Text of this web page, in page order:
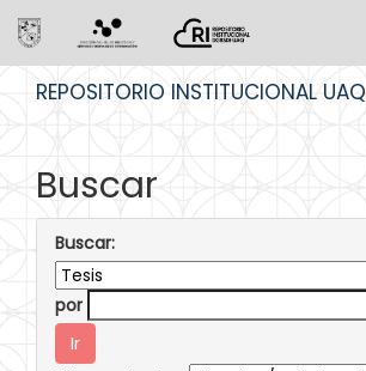
REPOSITORIO INSTITUCIONAL UAQ
Buscar
Buscar:
por